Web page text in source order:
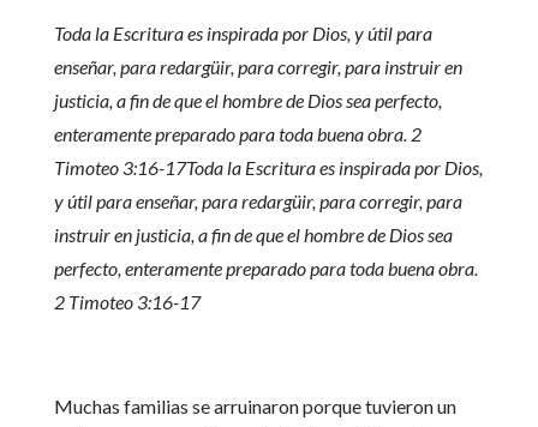
Toda la Escritura es inspirada por Dios, y útil para
enseñar, para redargüir, para corregir, para instruir en
justicia, a fin de que el hombre de Dios sea perfecto,
enteramente preparado para toda buena obra. 2
Timoteo 3:16-17Toda la Escritura es inspirada por Dios,
y útil para enseñar, para redargüir, para corregir, para
instruir en justicia, a fin de que el hombre de Dios sea
perfecto, enteramente preparado para toda buena obra.
2 Timoteo 3:16-17
Muchas familias se arruinaron porque tuvieron un